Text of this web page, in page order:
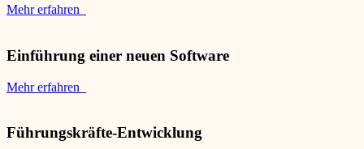
Mehr erfahren
Einführung einer neuen Software
Mehr erfahren
Führungskräfte-Entwicklung